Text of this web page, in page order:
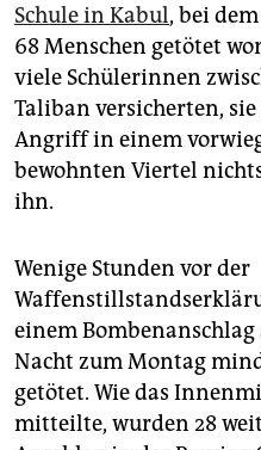
Schule in Kabul, bei
68 Menschen getötet
viele Schülerinnen
Taliban versicherten,
Angriff in einem
bewohnten Viertel
ihn.
Wenige Stunden vor der
einem
Nacht zum Montag
getötet. Wie das
mitteilte, wurden 28